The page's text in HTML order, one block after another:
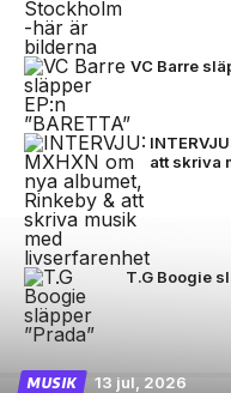
VC Barre
att skriva
T.G Boogie
MUSIK 13 jul, 2026